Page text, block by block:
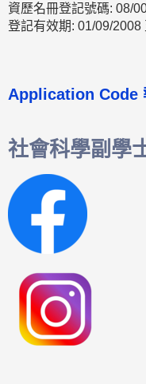
資歷名冊登記號碼: 08/
登記有效期: 01/09/2008
Application Code
社會科學副學